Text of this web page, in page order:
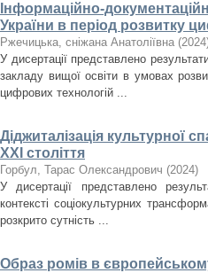
Інформаційно-
України в період розвитку
Ржечицька, сніжана Анатоліївна (2024
У дисертації представлено
закладу вищої освіти в умовах
цифрових технологій ...
Діджиталізація культурної
ХХІ століття
Горбул, Тарас Олександрович (2024)
У дисертації представлено
контексті соціокультурних
розкрито сутність ...
Образ ромів в